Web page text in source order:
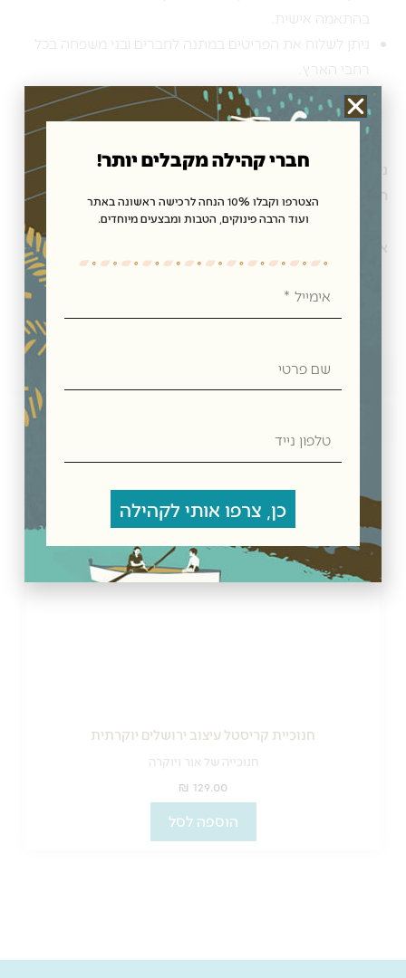
בהתאמה אישית.
ניתן לשלוח את הפריטים במתנה לחברים ובני משפחה בכל
רחבי הארץ.
ניתן לרכוש את המתנות, האקססוריז לבית וכןמארזי שי
חגיגיים בחנות תנובת כנרת בקיבוץ כנרת,
חנוכיית קריסטל עיצוב ירושלים יוקרתית
חנוכייה של אור ויוקרה
₪ 129.00
הוספה לסל
חברי קהילה מקבלים יותר!
הצטרפו וקבלו 10% הנחה לרכישה ראשונה באתר
ועוד הרבה פינוקים, הטבות ומבצעים מיוחדים.
פרטי
נייד
כן, צרפו אותי לקהילה